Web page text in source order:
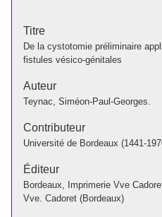
Titre
De la cystotomie préliminaire
fistules vésico-génitales
Auteur
Teynac, Siméon-Paul-Georges.
Contributeur
Université de Bordeaux (1441-
Éditeur
Bordeaux, Imprimerie Vve
Vve. Cadoret (Bordeaux)